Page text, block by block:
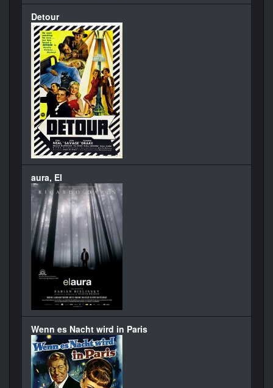
Detour
aura, El
Wenn es Nacht wird in Paris